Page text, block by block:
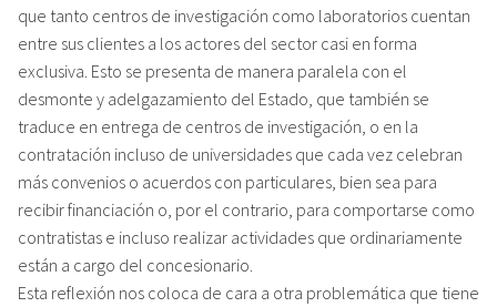
que tanto centros de investigación como laboratorios cuentan
entre sus clientes a los actores del sector casi en forma
exclusiva. Esto se presenta de manera paralela con el
desmonte y adelgazamiento del Estado, que también se
traduce en entrega de centros de investigación, o en la
contratación incluso de universidades que cada vez celebran
más convenios o acuerdos con particulares, bien sea para
recibir financiación o, por el contrario, para comportarse como
contratistas e incluso realizar actividades que ordinariamente
están a cargo del concesionario.
Esta reflexión nos coloca de cara a otra problemática que tiene